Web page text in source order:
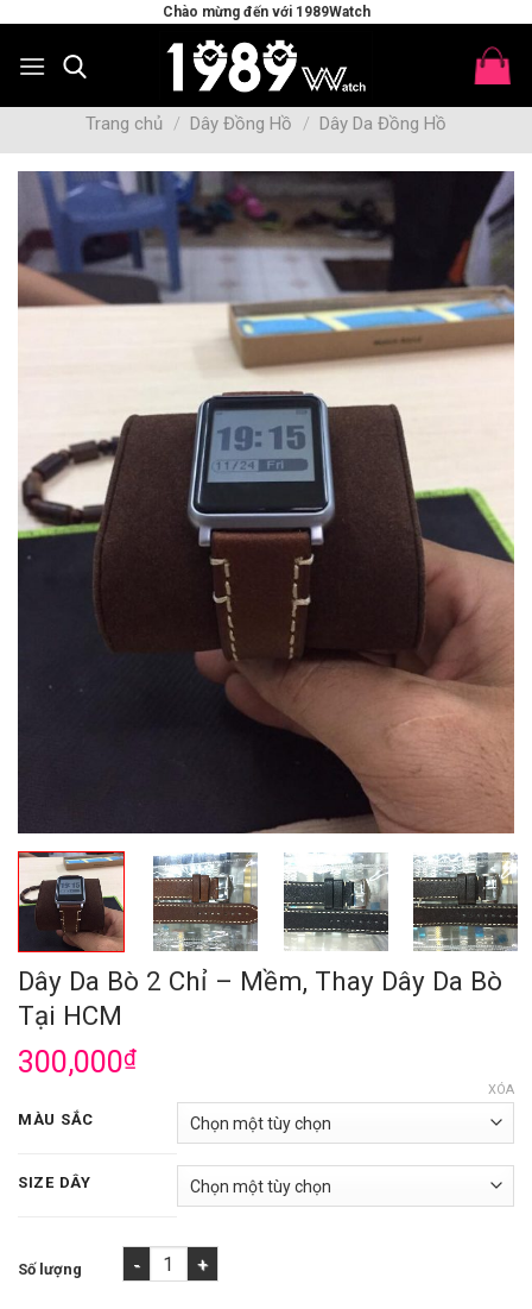
content
Chào mừng đến với 1989Watch
Trang chủ / Dây Đồng Hồ / Dây Da Đồng Hồ
Dây Da Bò 2 Chỉ – Mềm, Thay Dây Da Bò
Tại HCM
300,000₫
MÀU SẮC
SIZE DÂY
XÓA
Dây Da Bò 2 Chỉ - Mềm, Thay Dây Da Bò Tại HCM số lượng